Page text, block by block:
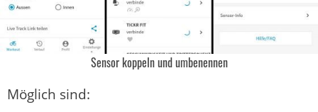
Sensor koppeln und umbenennen
Möglich sind: